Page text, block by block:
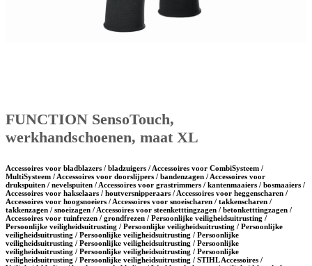
FUNCTION SensoTouch,
werkhandschoenen, maat XL
Accessoires voor bladblazers / bladzuigers / Accessoires voor CombiSysteem /
MultiSysteem / Accessoires voor doorslijpers / bandenzagen / Accessoires voor
drukspuiten / nevelspuiten / Accessoires voor grastrimmers / kantenmaaiers / bosmaaiers /
Accessoires voor hakselaars / houtversnipperaars / Accessoires voor heggenscharen /
Accessoires voor hoogsnoeiers / Accessoires voor snoeischaren / takkenscharen /
takkenzagen / snoeizagen / Accessoires voor steenketttingzagen / betonketttingzagen /
Accessoires voor tuinfrezen / grondfrezen / Persoonlijke veiligheidsuitrusting /
Persoonlijke veiligheidsuitrusting / Persoonlijke veiligheidsuitrusting / Persoonlijke
veiligheidsuitrusting / Persoonlijke veiligheidsuitrusting / Persoonlijke
veiligheidsuitrusting / Persoonlijke veiligheidsuitrusting / Persoonlijke
veiligheidsuitrusting / Persoonlijke veiligheidsuitrusting / Persoonlijke
veiligheidsuitrusting / Persoonlijke veiligheidsuitrusting / STIHL Accessoires /